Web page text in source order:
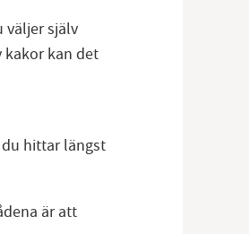
väljer själv
kakor kan det
hittar längst
är att